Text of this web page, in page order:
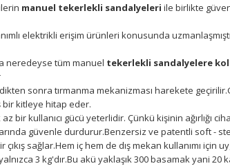
manuel tekerlekli sandalyeleri ile birlikte
elektrikli erişim ürünleri konusunda
neredeyse tüm manuel tekerlekli sandalyelere
sonra tırmanma mekanizması harekete
kitleye hitap eder.
bir kullanıcı gücü yeterlidir. Çünkü kişinin ağırlığı
güvenle durdurur.Benzersiz ve patentli soft -
çıkış sağlar.Hem iç hem de dış mekan kullanımı
3 kg'dır.Bu akü yaklaşık 300 basamak yani 20